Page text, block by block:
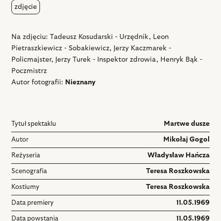
zdjęcie
Na zdjęciu: Tadeusz Kosudarski - Urzędnik, Leon
Pietraszkiewicz - Sobakiewicz, Jerzy Kaczmarek -
Policmajster, Jerzy Turek - Inspektor zdrowia, Henryk Bąk -
Poczmistrz
Autor fotografii: Nieznany
Tytuł spektaklu Martwe dusze
Autor Mikołaj Gogol
Reżyseria Władysław Hańcza
Scenografia Teresa Roszkowska
Kostiumy Teresa Roszkowska
Data premiery 11.05.1969
Data powstania 11.05.1969